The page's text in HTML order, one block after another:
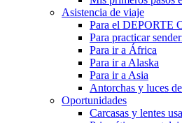
Asistencia de viaje
Para el DEPORTE
Para practicar
Para ir a África
Para ir a Alaska
Para ir a Asia
Antorchas y luces
Oportunidades
Carcasas y lentes